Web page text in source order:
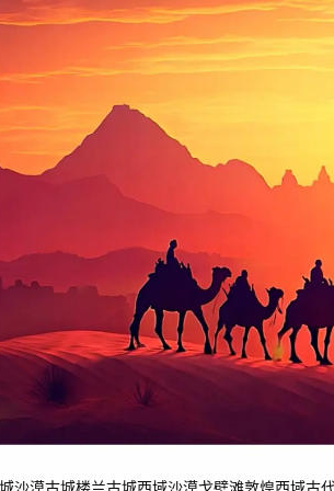
沙漠古城楼兰古城西域沙漠戈壁滩敦煌西域古